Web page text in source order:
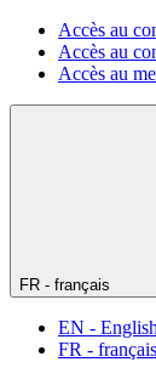
Accès au
Accès au
Accès au
FR - français
EN - English
FR - français